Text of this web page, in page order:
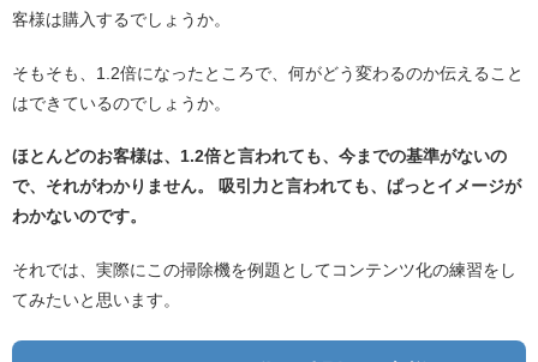
客様は購入するでしょうか。
そもそも、1.2倍になったところで、何がどう変わるのか伝えること
はできているのでしょうか。
ほとんどのお客様は、1.2倍と言われても、今までの基準がないの
で、それがわかりません。 吸引力と言われても、ぱっとイメージが
わかないのです。
それでは、実際にこの掃除機を例題としてコンテンツ化の練習をし
てみたいと思います。